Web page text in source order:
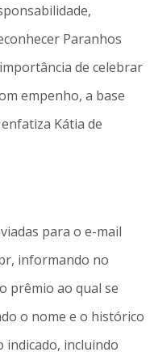
Paranhos
de celebrar
empenho, a base
Kátia de
para o e-mail
informando no
prêmio ao qual se
o nome e o histórico
indicado, incluindo